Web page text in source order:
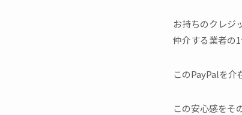
お持ちのクレジ
仲介する業者の
このPayPalを介
この安心感をそ